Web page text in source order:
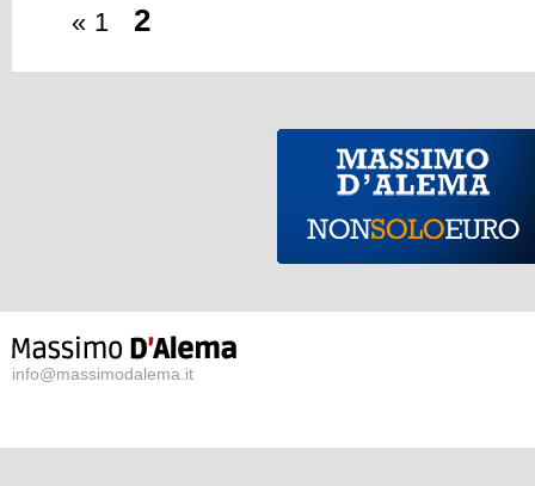
« 1 2
info@massimodalema.it